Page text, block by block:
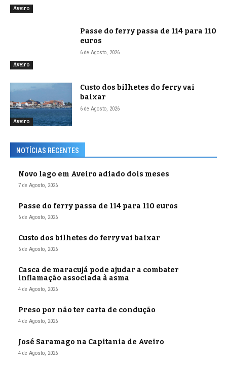
Aveiro
Aveiro
Passe do ferry passa de 114 para 110
euros
6 de Agosto, 2026
Aveiro
Custo dos bilhetes do ferry vai
baixar
6 de Agosto, 2026
NOTÍCIAS RECENTES
Novo lago em Aveiro adiado dois meses
7 de Agosto, 2026
Passe do ferry passa de 114 para 110 euros
6 de Agosto, 2026
Custo dos bilhetes do ferry vai baixar
6 de Agosto, 2026
Casca de maracujá pode ajudar a combater
inflamação associada à asma
4 de Agosto, 2026
Preso por não ter carta de condução
4 de Agosto, 2026
José Saramago na Capitania de Aveiro
4 de Agosto, 2026